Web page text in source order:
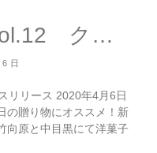
プレスリリースvol.12 クリオロの母の日スイーツギフトが今年も登場！
日
リリース 2020年4月6日
の贈り物にオススメ！新
向原と中目黒にて洋菓子